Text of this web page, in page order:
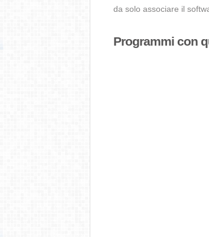
da solo associare il
Programmi con